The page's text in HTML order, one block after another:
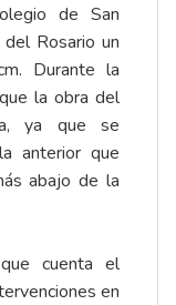
de San
Rosario un
Durante la
la obra del
ya que se
anterior que
abajo de la
cuenta el
en